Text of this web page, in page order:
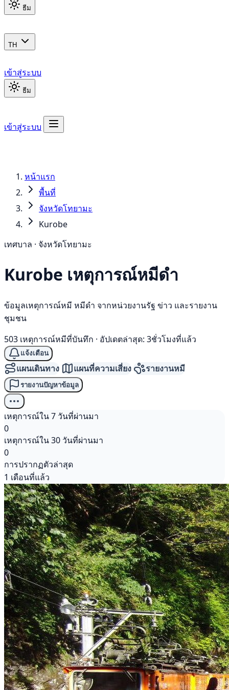
ธีม
TH
เข้าสู่ระบบ
ธีม
เข้าสู่ระบบ
หน้าแรก
พื้นที่
จังหวัดโทยามะ
Kurobe
เทศบาล · จังหวัดโทยามะ
Kurobe เหตุการณ์หมีดำ
ข้อมูลเหตุการณ์หมี หมีดำ จากหน่วยงานรัฐ ข่าว และรายงาน
ชุมชน
503 เหตุการณ์หมีที่บันทึก · อัปเดตล่าสุด: 3ชั่วโมงที่แล้ว
แจ้งเตือน
แผนเดินทาง แผนที่ความเสี่ยง รายงานหมี
รายงานปัญหาข้อมูล
เหตุการณ์ใน 7 วันที่ผ่านมา
0
เหตุการณ์ใน 30 วันที่ผ่านมา
0
การปรากฏตัวล่าสุด
1 เดือนที่แล้ว